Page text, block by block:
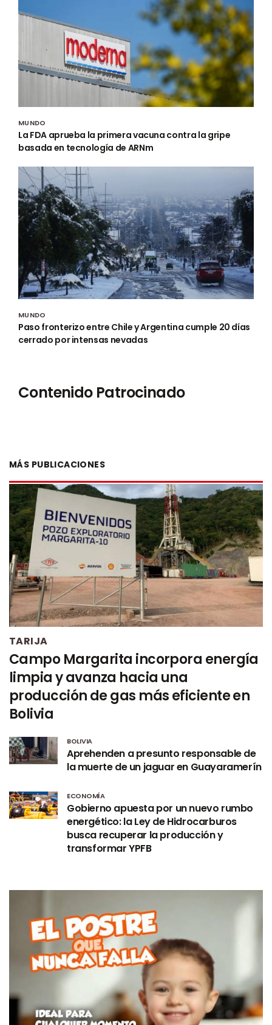
MUNDO
La FDA aprueba la primera vacuna contra la gripe
basada en tecnología de ARNm
MUNDO
Paso fronterizo entre Chile y Argentina cumple 20 días
cerrado por intensas nevadas
Contenido Patrocinado
MÁS PUBLICACIONES
TARIJA
Campo Margarita incorpora energía
limpia y avanza hacia una
producción de gas más eficiente en
Bolivia
BOLIVIA
Aprehenden a presunto responsable de
la muerte de un jaguar en Guayaramerín
ECONOMÍA
Gobierno apuesta por un nuevo rumbo
energético: la Ley de Hidrocarburos
busca recuperar la producción y
transformar YPFB